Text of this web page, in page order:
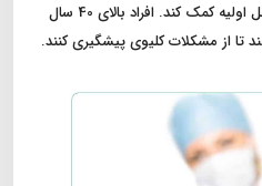
به شناسایی مشکلات کلیوی در مراحل اولیه کمک کند. افراد بالای 40 سال
تا از مشکلات کلیوی پیشگیری کنند.